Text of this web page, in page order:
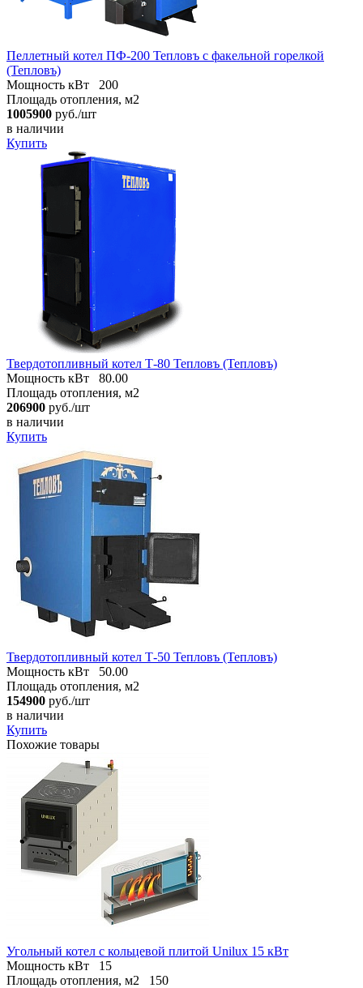
Пеллетный котел ПФ-200 Тепловъ с факельной горелкой
(Тепловъ)
Мощность кВт
200
Площадь отопления, м2
1005900 руб./шт
в наличии
Купить
Твердотопливный котел Т-80 Тепловъ (Тепловъ)
Мощность кВт
80.00
Площадь отопления, м2
206900 руб./шт
в наличии
Купить
Твердотопливный котел Т-50 Тепловъ (Тепловъ)
Мощность кВт
50.00
Площадь отопления, м2
154900 руб./шт
в наличии
Купить
Похожие товары
Угольный котел с кольцевой плитой Unilux 15 кВт
Мощность кВт
15
Площадь отопления, м2
150